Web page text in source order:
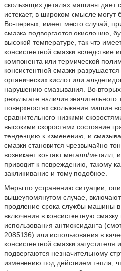
скользящих деталях машины дает
истекает, в широком смысле могут
Во-первых, имеет место случай,
смазка подвергается окислению,
высокой температуре, так что
консистентной смазки вследствие
компонента или термической
консистентной смазки
органических кислот или
нарушению смазывания. Во-
результате наличия
поверхностях скольжения машин
сравнительного низкими
высокими скоростями состояние
тенденцию к изменению, и
смазки становится чрезвычайно
возникает контакт металл/металл,
приводит к повреждению, такому
заклинивание и тому подобное.
Меры по устранению ситуации,
вышеупомянутом случае,
продление срока службы машины в
включения в консистентную
использования антиоксиданта
2085136) или использования в
консистентной смазки
подвергаются незначительному
изменению под действием тепла,